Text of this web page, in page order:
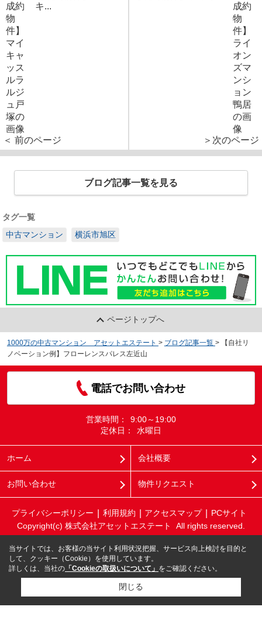
キ...
＜ 前のページ ＞次のページ
ブログ記事一覧を見る
タグ一覧
中古マンション
横浜市旭区
ページトップへ
1000万の中古マンション アセットエステート > ブログ記事一覧 >
【自社リ
ノベーション例】フローレンスパレス左近山
電話でお問い合わせ
営業時間：
9:00～19:00
定休日：
水曜日
ホーム 会社概要
お問い合わせ 物件リクエスト
プライバシーポリシー 利用規約 アクセスマップ
PCサイト
Copyright(c) 株式会社アセットエステート All rights reserved.
当サイトでは、お客様の当サイト利用状況把握、サービス向上検討を目的と
して、クッキー（Cookie）を使用しています。
詳しくは、当社の 「Cookieの取扱いについて」 をご確認ください。
閉じる